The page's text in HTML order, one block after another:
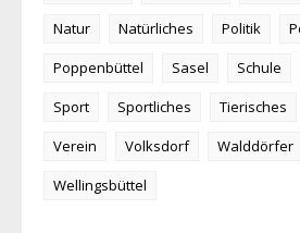
Natur
Natürliches Politik
Poppenbüttel
Sasel Schule
Sport
Sportliches Tierisches
Verein
Volksdorf Walddörfer
Wellingsbüttel